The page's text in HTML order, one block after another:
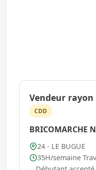
Vendeur
CDD
BRICOMARCHE
24 - LE BUGUE
35H/semaine